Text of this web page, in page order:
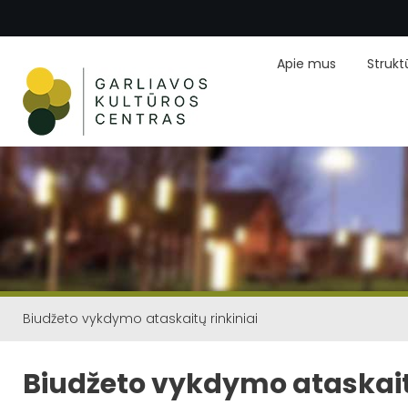
Apie mus
Biudžeto vykdymo ataskaitų rinkiniai
Biudžeto vykdymo